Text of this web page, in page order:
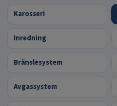
Karosseri
Inredning
Bränslesystem
Avgassystem